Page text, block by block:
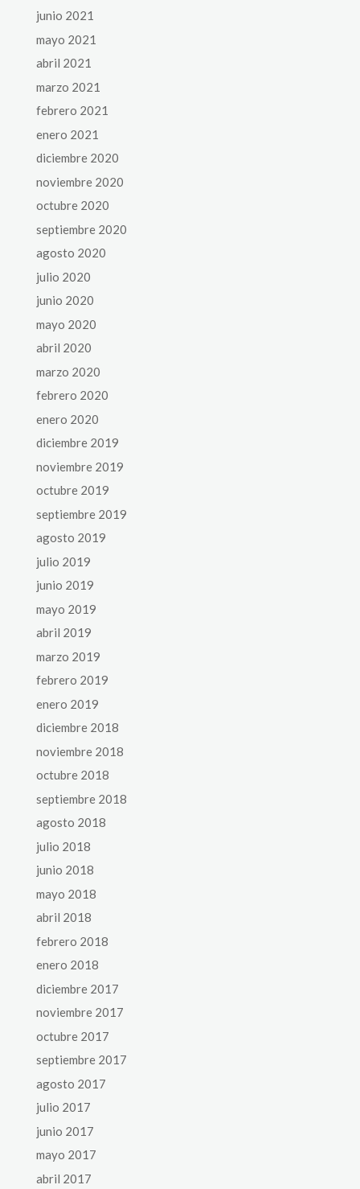
junio 2021
mayo 2021
abril 2021
marzo 2021
febrero 2021
enero 2021
diciembre 2020
noviembre 2020
octubre 2020
septiembre 2020
agosto 2020
julio 2020
junio 2020
mayo 2020
abril 2020
marzo 2020
febrero 2020
enero 2020
diciembre 2019
noviembre 2019
octubre 2019
septiembre 2019
agosto 2019
julio 2019
junio 2019
mayo 2019
abril 2019
marzo 2019
febrero 2019
enero 2019
diciembre 2018
noviembre 2018
octubre 2018
septiembre 2018
agosto 2018
julio 2018
junio 2018
mayo 2018
abril 2018
febrero 2018
enero 2018
diciembre 2017
noviembre 2017
octubre 2017
septiembre 2017
agosto 2017
julio 2017
junio 2017
mayo 2017
abril 2017